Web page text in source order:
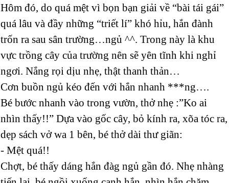
Hôm đó, do quá mệt vì bọn bạn giải về “bài tái gái”
quá lâu và đầy những “triết lí” khó hỉu, hắn đành
trốn ra sau sân trường…ngủ ^^. Trong này là khu
vực trồng cây của trường nên sẽ yên tĩnh khi nghỉ
ngơi. Nắng rọi dịu nhẹ, thật thanh thản…
Cơn buồn ngủ kéo đến với hắn nhanh ***ng….
Bé bước nhanh vào trong vườn, thở nhẹ :”Ko ai
nhìn thấy!!” Dựa vào gốc cây, bỏ kính ra, xõa tóc ra,
dẹp sách vở wa 1 bên, bé thở dài thư giãn:
- Mệt quá!!
Chợt, bé thấy dáng hắn đàg ngủ gần đó. Nhẹ nhàng